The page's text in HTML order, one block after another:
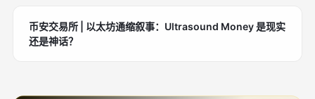
币安交易所 | 以太坊通缩叙事：Ultrasound Money 是现实
还是神话？